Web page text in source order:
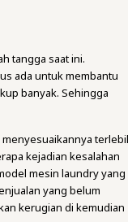
tangga saat ini.
ada untuk membantu
banyak. Sehingga
kejadian kesalahan
mesin laundry yang
yang belum
kerugian di kemudian